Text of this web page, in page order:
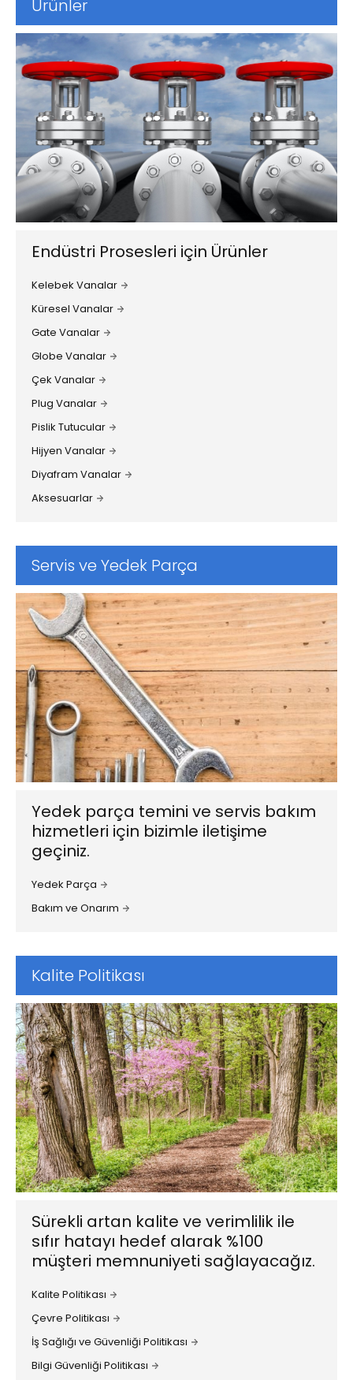
Ürünler
Endüstri Prosesleri için Ürünler
Kelebek Vanalar
Küresel Vanalar
Gate Vanalar
Globe Vanalar
Çek Vanalar
Plug Vanalar
Pislik Tutucular
Hijyen Vanalar
Diyafram Vanalar
Aksesuarlar
Servis ve Yedek Parça
Yedek parça temini ve servis bakım
hizmetleri için bizimle iletişime
geçiniz.
Yedek Parça
Bakım ve Onarım
Kalite Politikası
Sürekli artan kalite ve verimlilik ile
sıfır hatayı hedef alarak %100
müşteri memnuniyeti sağlayacağız.
Kalite Politikası
Çevre Politikası
İş Sağlığı ve Güvenliği Politikası
Bilgi Güvenliği Politikası